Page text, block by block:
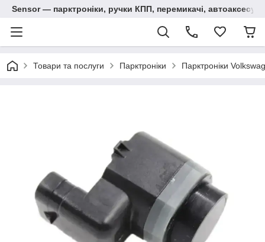
Sensor — парктроніки, ручки КПП, перемикачі,
Товари та послуги Парктроніки Парктроніки